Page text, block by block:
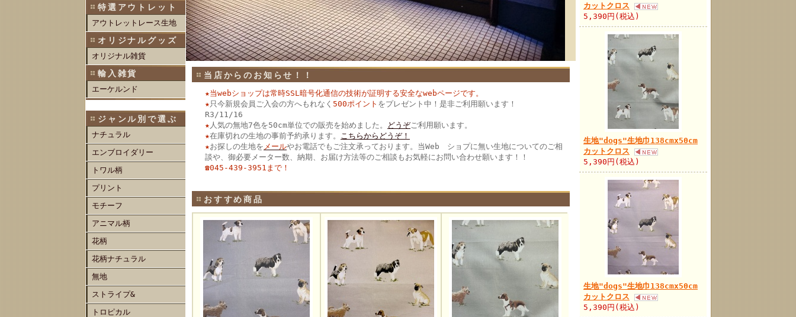
特選アウトレット
アウトレットレース生地
オリジナルグッズ
オリジナル雑貨
輸入雑貨
エーケルンド
ジャンル別で選ぶ
ナチュラル
エンブロイダリー
トワル柄
プリント
モチーフ
アニマル柄
花柄
花柄ナチュラル
無地
ストライプ&
トロピカル
当店からのお知らせ！！
★当webショップは常時SSL暗号化通信の技術が証明する安全なwebページです。
★只今新規会員ご入会の方へもれなく 500ポイント をプレゼント中！是非ご利用願います！
R3/11/16
★ 人気の無地7色を50cm単位での販売を始めました。 どうぞご利用願います。
★在庫切れの生地の事前予約承ります。 こちらからどうぞ！
★お探しの生地を メールやお電話でもご注文承っております。当Web ショプに無い生地についてのご相
談や、御必要メーター数、納期、お届け方法等のご相談もお気軽にお問い合わせ願います！！
☎045-439-3951まで！
おすすめ商品
カットクロス
5,390円(税込)
生地"dogs"生地巾138cmx50cm
カットクロス
5,390円(税込)
生地"dogs"生地巾138cmx50cm
カットクロス
5,390円(税込)